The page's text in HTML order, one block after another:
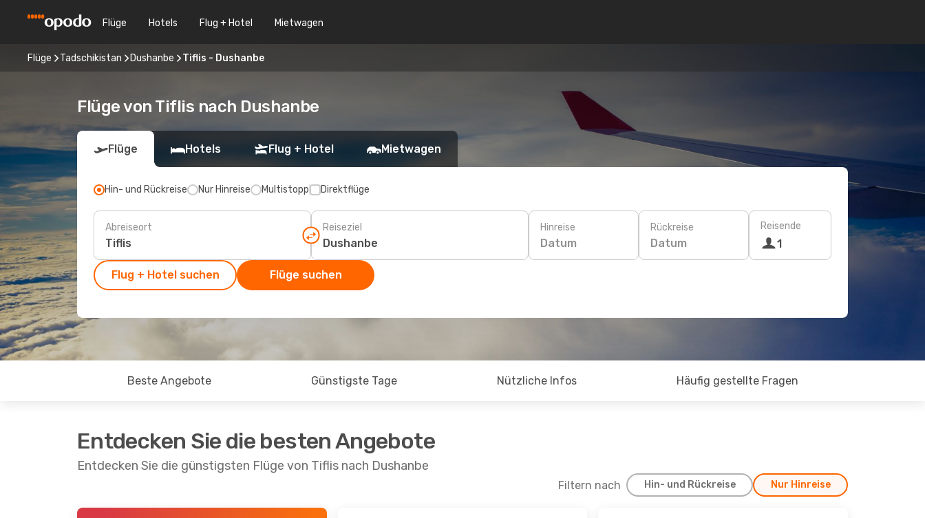
Flüge Hotels Flug + Hotel Mietwagen
Flüge Tadschikistan Dushanbe Tiflis - Dushanbe
Flüge von Tiflis nach Dushanbe
Flüge Hotels Flug + Hotel Mietwagen
Hin- und Rückreise Nur Hinreise Multistopp Direktflüge
Abreiseort Reiseziel Hinreise
Datum
Rückreise
Datum
Reisende
1
Flug + Hotel suchen Flüge suchen
Beste Angebote Günstigste Tage Nützliche Infos Häufig gestellte Fragen
Entdecken Sie die besten Angebote
Entdecken Sie die günstigsten Flüge von Tiflis nach Dushanbe
Filtern nach Hin- und Rückreise Nur Hinreise